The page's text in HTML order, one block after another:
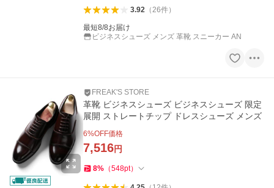
3.92（26件）
最短8/8お届け
ビジネスシューズ メンズ 革靴 スニーカー AN
FREAK'S STORE
革靴 ビジネスシューズ ビジネスシューズ 限定
展開 ストレートチップ ドレスシューズ メンズ
6%OFF価格
7,516円
8% （548pt）